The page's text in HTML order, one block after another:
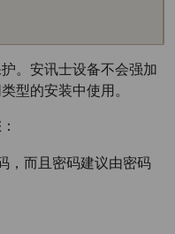
。安讯士设备不会强加
型的安装中使用。
，而且密码建议由密码